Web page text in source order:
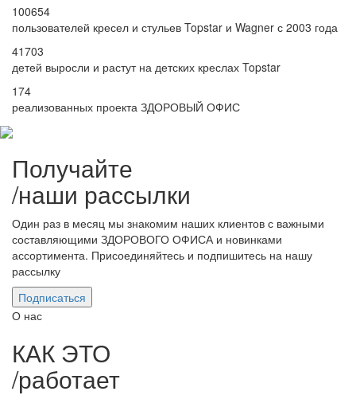
100654
пользователей кресел и стульев Topstar и Wagner с 2003 года
41703
детей выросли и растут на детских креслах Topstar
174
реализованных проекта ЗДОРОВЫЙ ОФИС
Получайте
/наши рассылки
Один раз в месяц мы знакомим наших клиентов с важными
составляющими ЗДОРОВОГО ОФИСА и новинками
ассортимента. Присоединяйтесь и подпишитесь на нашу
рассылку
Подписаться
О нас
КАК ЭТО
/работает